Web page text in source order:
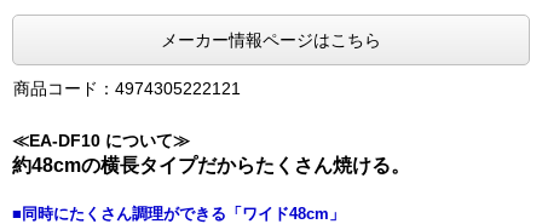
メーカー情報ページはこちら
商品コード：4974305222121
≪EA-DF10 について≫
約48cmの横長タイプだからたくさん焼ける。
■同時にたくさん調理ができる「ワイド48cm」